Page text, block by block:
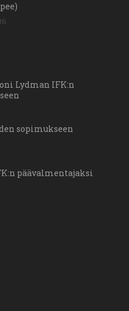
Lydman IFK:n
sopimukseen
päävalmentajaksi